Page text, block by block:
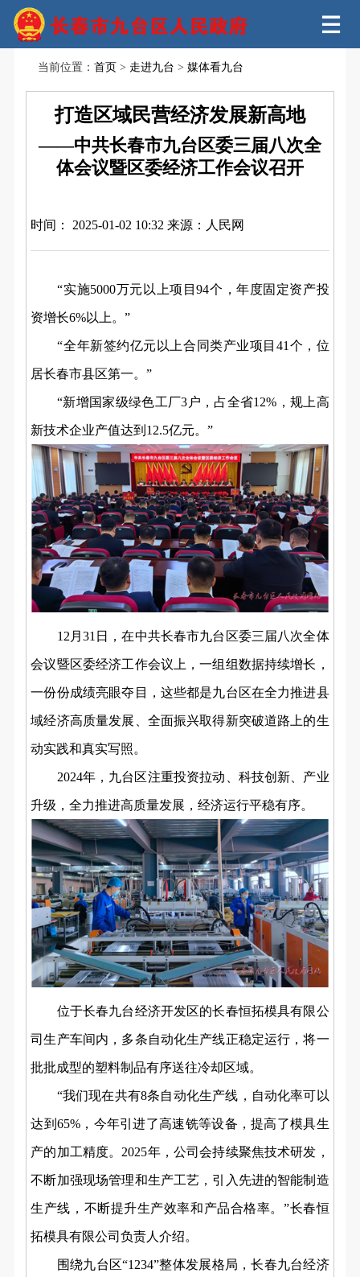
当前位置：首页 > 走进九台 >媒体看九台
打造区域民营经济发展新高地
——中共长春市九台区委三届八次全
体会议暨区委经济工作会议召开
时间： 2025-01-02 10:32来源：人民网
“实施5000万元以上项目94个，年度固定资产投
资增长6%以上。”
“全年新签约亿元以上合同类产业项目41个，位
居长春市县区第一。”
“新增国家级绿色工厂3户，占全省12%，规上高
新技术企业产值达到12.5亿元。”
12月31日，在中共长春市九台区委三届八次全体
会议暨区委经济工作会议上，一组组数据持续增长，
一份份成绩亮眼夺目，这些都是九台区在全力推进县
域经济高质量发展、全面振兴取得新突破道路上的生
动实践和真实写照。
2024年，九台区注重投资拉动、科技创新、产业
升级，全力推进高质量发展，经济运行平稳有序。
位于长春九台经济开发区的长春恒拓模具有限公
司生产车间内，多条自动化生产线正稳定运行，将一
批批成型的塑料制品有序送往冷却区域。
“我们现在共有8条自动化生产线，自动化率可以
达到65%，今年引进了高速铣等设备，提高了模具生
产的加工精度。2025年，公司会持续聚焦技术研发，
不断加强现场管理和生产工艺，引入先进的智能制造
生产线，不断提升生产效率和产品合格率。”长春恒
拓模具有限公司负责人介绍。
围绕九台区“1234”整体发展格局，长春九台经济